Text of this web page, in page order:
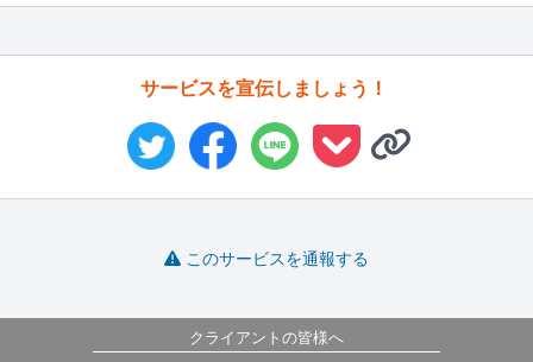
サービスを宣伝しましょう！
このサービスを通報する
クライアントの皆様へ